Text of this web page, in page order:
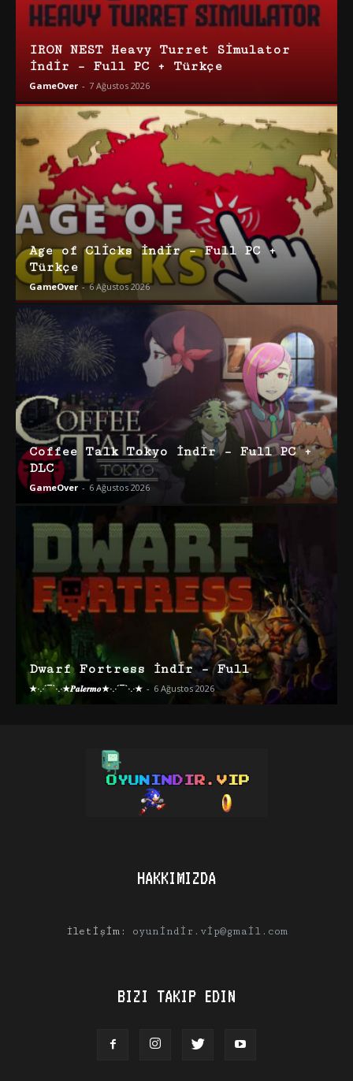
IRON NEST Heavy Turret Simulator
İndir – Full PC + Türkçe
GameOver - 7 Ağustos 2026
Age of Clicks İndir – Full PC +
Türkçe
GameOver - 6 Ağustos 2026
Coffee Talk Tokyo İndir – Full PC +
DLC
GameOver - 6 Ağustos 2026
Dwarf Fortress İndir – Full
★·.·´¯`·.·★𝑷𝒂𝒍𝒆𝒓𝒎𝒐★·.·´¯`·.·★ - 6 Ağustos 2026
HAKKIMIZDA
İletişim: oyunindir.vip@gmail.com
BIZI TAKIP EDIN